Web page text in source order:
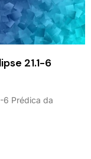
21.1-6
6 Prédica da